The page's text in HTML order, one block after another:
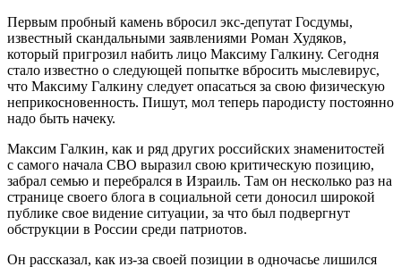
Первым пробный камень вбросил экс-депутат Госдумы,
известный скандальными заявлениями Роман Худяков,
который пригрозил набить лицо Максиму Галкину. Сегодня
стало известно о следующей попытке вбросить мыслевирус,
что Максиму Галкину следует опасаться за свою физическую
неприкосновенность. Пишут, мол теперь пародисту постоянно
надо быть начеку.
Максим Галкин, как и ряд других российских знаменитостей
с самого начала СВО выразил свою критическую позицию,
забрал семью и перебрался в Израиль. Там он несколько раз на
странице своего блога в социальной сети доносил широкой
публике свое видение ситуации, за что был подвергнут
обструкции в России среди патриотов.
Он рассказал, как из-за своей позиции в одночасье лишился